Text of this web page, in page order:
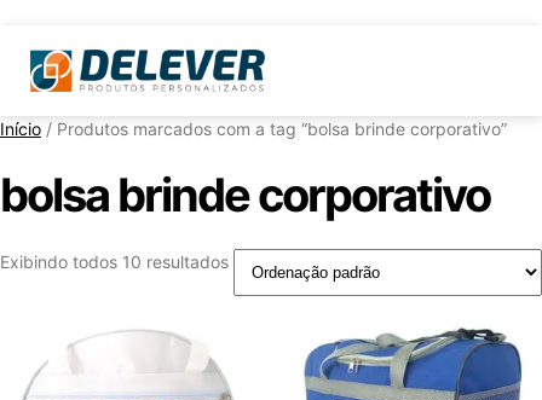
Início / Produtos marcados com a tag “bolsa brinde corporativo”
bolsa brinde corporativo
Exibindo todos 10 resultados